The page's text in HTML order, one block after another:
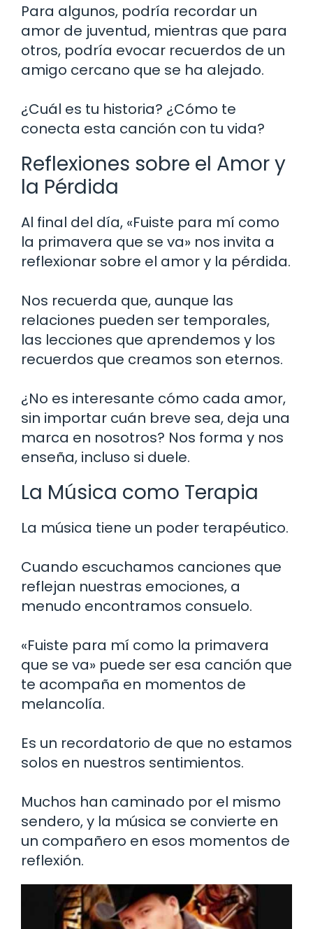
Para algunos, podría recordar un
amor de juventud, mientras que para
otros, podría evocar recuerdos de un
amigo cercano que se ha alejado.
¿Cuál es tu historia? ¿Cómo te
conecta esta canción con tu vida?
Reflexiones sobre el Amor y
la Pérdida
Al final del día, «Fuiste para mí como
la primavera que se va» nos invita a
reflexionar sobre el amor y la pérdida.
Nos recuerda que, aunque las
relaciones pueden ser temporales,
las lecciones que aprendemos y los
recuerdos que creamos son eternos.
¿No es interesante cómo cada amor,
sin importar cuán breve sea, deja una
marca en nosotros? Nos forma y nos
enseña, incluso si duele.
La Música como Terapia
La música tiene un poder terapéutico.
Cuando escuchamos canciones que
reflejan nuestras emociones, a
menudo encontramos consuelo.
«Fuiste para mí como la primavera
que se va» puede ser esa canción que
te acompaña en momentos de
melancolía.
Es un recordatorio de que no estamos
solos en nuestros sentimientos.
Muchos han caminado por el mismo
sendero, y la música se convierte en
un compañero en esos momentos de
reflexión.